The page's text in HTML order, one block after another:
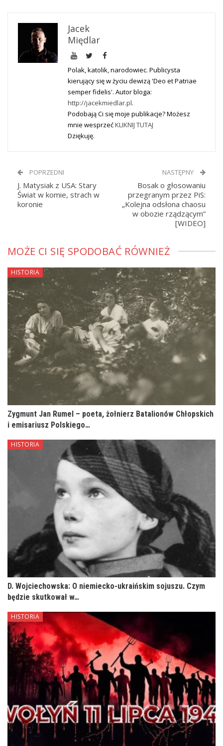
Jacek
Międlar
Polak, katolik, narodowiec. Publicysta
kierujący się w życiu dewizą 'Deo et Patriae
semper fidelis'. Autor bloga:
http://jacekmiedlar.pl.
Podobają Ci się moje publikacje? Możesz
mnie wesprzećKLIKNIJ TUTAJ
Dziękuję.
POPRZEDNI
J. Matysiak z USA: Stary
Świat w komie, strach w
koronie
NASTĘPNY
Bosak o głosowaniu
przegranym przez PiS:
„Kolejna odsłona chaosu
w obozie rządzącym”
[WIDEO]
MOŻE CI SIĘ SPODOBAĆ RÓWNIEŻ
HISTORIA
Zygmunt Jan Rumel – poeta, żołnierz Batalionów Chłopskich
i emisariusz Polskiego…
HISTORIA
D. Wojciechowska: O niemiecko-ukraińskim sojuszu. Czym
będzie skutkował w…
HISTORIA